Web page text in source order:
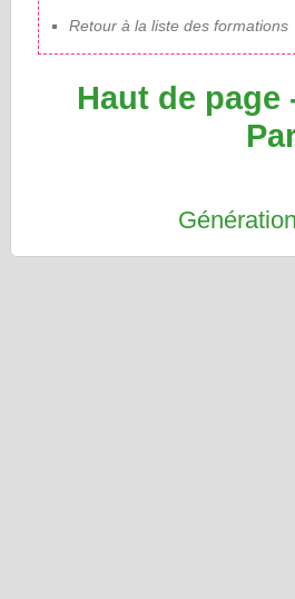
Retour à la liste des formations
Haut de page